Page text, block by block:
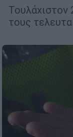
Τουλάχιστον
τους